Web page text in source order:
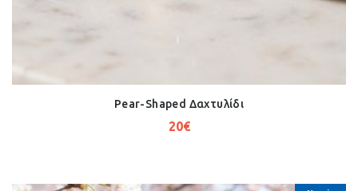
Pear-Shaped Δαχτυλίδι
20€